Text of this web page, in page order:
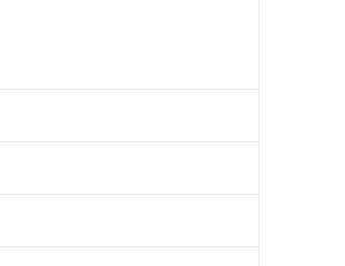
に対応した製品が提供可能な商品です。
応した製品に切り替える予定のある商品で
に非対応の商品で、対応品を出す予定はあ